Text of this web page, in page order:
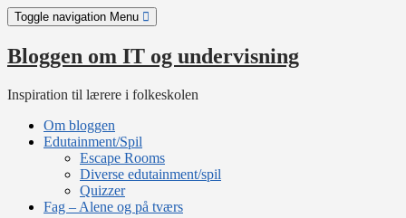
Skip
to
content
Toggle navigation Menu
Bloggen om IT og undervisning
Inspiration til lærere i folkeskolen
Om bloggen
Edutainment/Spil
Escape Rooms
Diverse edutainment/spil
Quizzer
Fag – Alene og på tværs